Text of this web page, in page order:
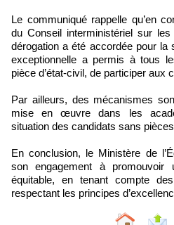
Le communiqué rappelle qu’en
du Conseil interministériel sur
dérogation a été accordée pour la
exceptionnelle a permis à tous
pièce d’état-civil, de participer aux
Par ailleurs, des mécanismes
mise en œuvre dans les
situation des candidats sans pièces
En conclusion, le Ministère de
son engagement à promouvoir
équitable, en tenant compte
respectant les principes